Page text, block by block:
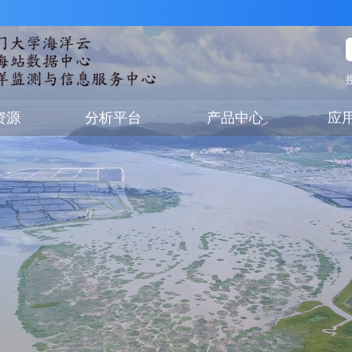
源 分析平台 产品中心 应